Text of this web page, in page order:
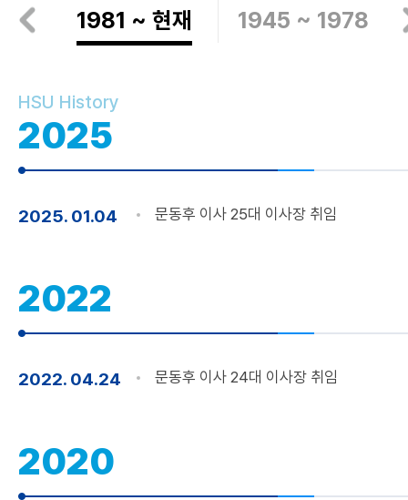
한성학원조직1981 ~ 현재 1945 ~ 1978
HSU History
2025
2025. 01.04 문동후 이사 25대 이사장 취임
2022
2022. 04.24 문동후 이사 24대 이사장 취임
2020